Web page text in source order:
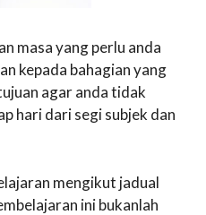
masa yang perlu anda
kepada bahagian yang
agar anda tidak
hari dari segi subjek dan
mengikut jadual
ini bukanlah